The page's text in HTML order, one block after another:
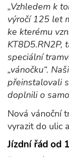
„Vzhledem k
výročí 125 let
ke kterému
KT8D5.RN2P,
speciální
„vánočku“.
přeinstalovali
doplnili o
Nová vánoční
vyrazit do ulic
Jízdní řád od